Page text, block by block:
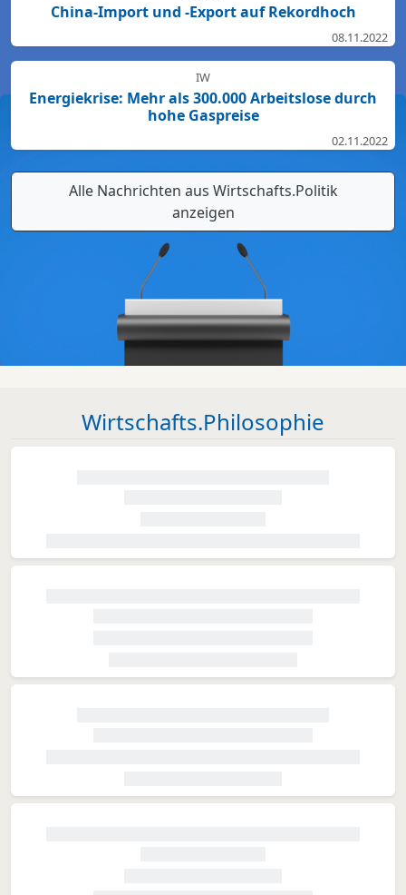
China-Import und -Export auf Rekordhoch
08.11.2022
IW
Energiekrise: Mehr als 300.000 Arbeitslose durch
hohe Gaspreise
02.11.2022
Alle Nachrichten aus Wirtschafts.Politik
anzeigen
Wirtschafts.Philosophie